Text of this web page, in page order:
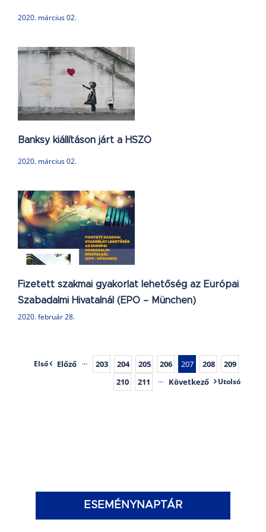
2020. március 02.
Banksy kiállításon járt a HSZO
2020. március 02.
Fizetett szakmai gyakorlat lehetőség az Európai
Szabadalmi Hivatalnál (EPO – München)
2020. február 28.
Első Előző ··· 203 204 205 206 207 208
209
210
211 ··· Következő Utolsó
ESEMÉNYNAPTÁR